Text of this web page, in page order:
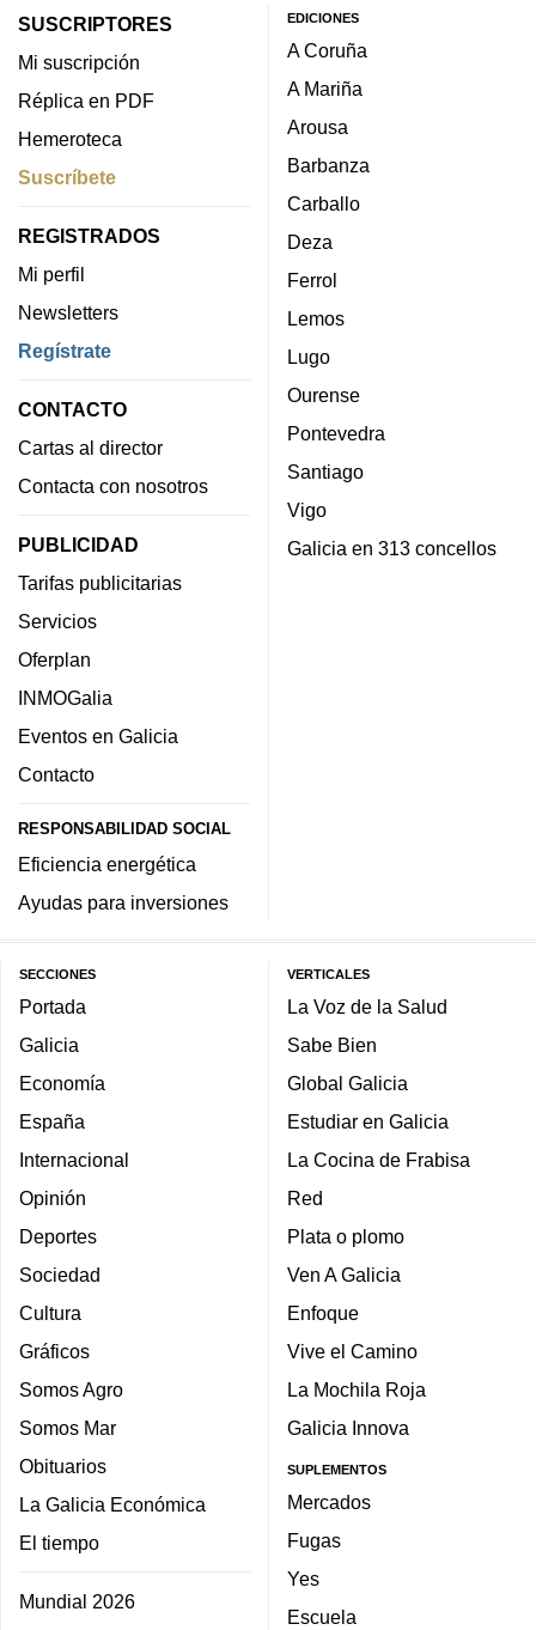
SUSCRIPTORES
Mi suscripción
Réplica en PDF
Hemeroteca
Suscríbete
REGISTRADOS
Mi perfil
Newsletters
Regístrate
CONTACTO
Cartas al director
Contacta con nosotros
PUBLICIDAD
Tarifas publicitarias
Servicios
Oferplan
INMOGalia
Eventos en Galicia
Contacto
RESPONSABILIDAD SOCIAL
Eficiencia energética
Ayudas para inversiones
EDICIONES
A Coruña
A Mariña
Arousa
Barbanza
Carballo
Deza
Ferrol
Lemos
Lugo
Ourense
Pontevedra
Santiago
Vigo
Galicia en 313 concellos
SECCIONES
Portada
Galicia
Economía
España
Internacional
Opinión
Deportes
Sociedad
Cultura
Gráficos
Somos Agro
Somos Mar
Obituarios
La Galicia Económica
El tiempo
Mundial 2026
VERTICALES
La Voz de la Salud
Sabe Bien
Global Galicia
Estudiar en Galicia
La Cocina de Frabisa
Red
Plata o plomo
Ven A Galicia
Enfoque
Vive el Camino
La Mochila Roja
Galicia Innova
SUPLEMENTOS
Mercados
Fugas
Yes
Escuela